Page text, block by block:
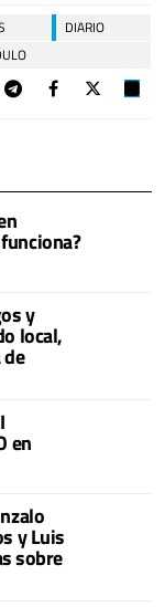
DIARIO
y
local,
en
y Luis
sobre